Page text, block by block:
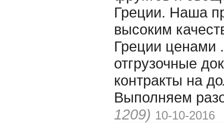
Греции. Наша
высоким
Греции
отгрузочные
контракты на
Выполняем
1209) 10-10-2016